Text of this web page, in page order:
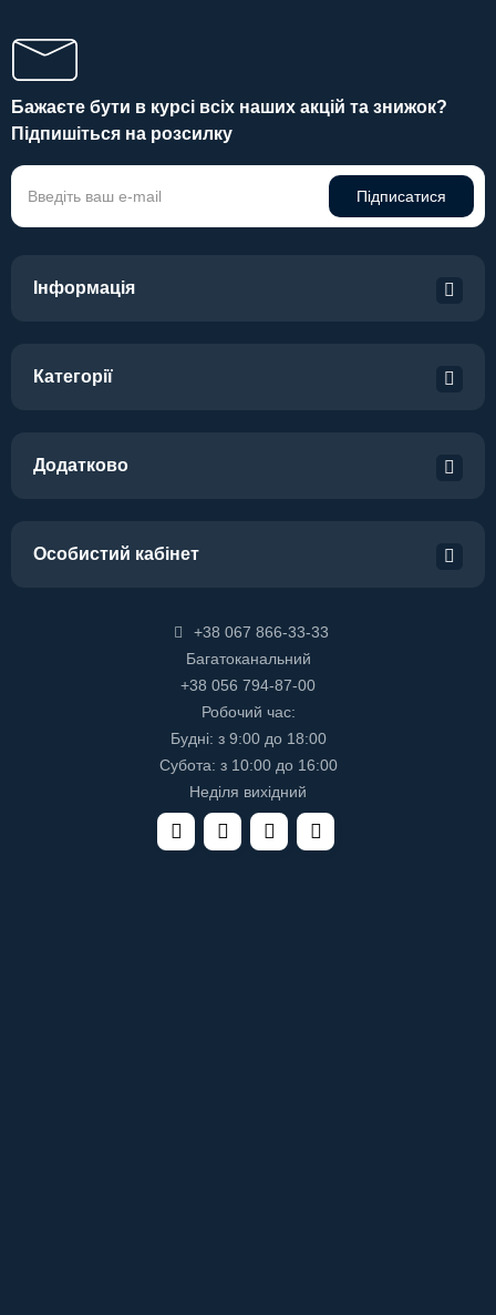
Бажаєте бути в курсі всіх наших акцій та знижок?
Підпишіться на розсилку
Підписатися
Інформація
Категорії
Додатково
Особистий кабінет
+38 067 866-33-33
Багатоканальний
+38 056 794-87-00
Робочий час:
Будні: з 9:00 до 18:00
Субота: з 10:00 до 16:00
Неділя вихідний